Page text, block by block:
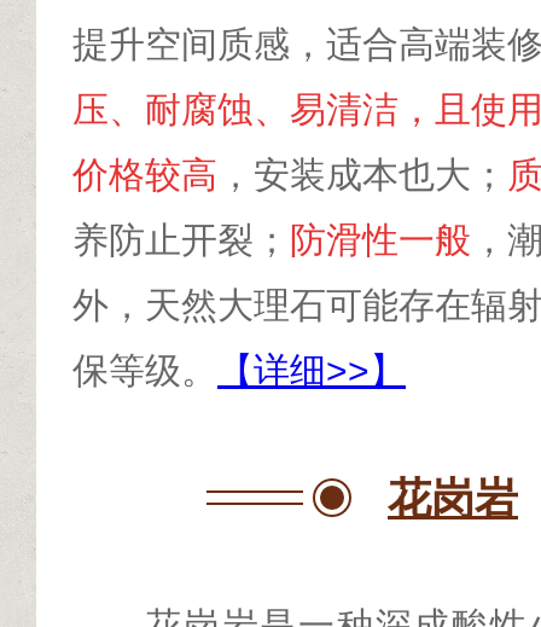
提升空间质感，适合高端装
压、耐腐蚀、易清洁，且使
价格较高 ，安装成本也大；
养防止开裂； 防滑性一般 ，
外，天然大理石可能存在辐
保等级。
【详细>>】
花岗岩